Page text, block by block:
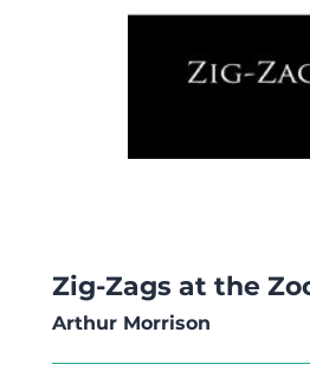
Zig-Zags at the
Arthur Morrison